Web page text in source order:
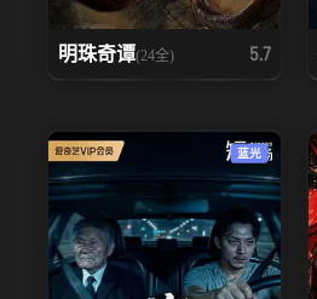
明珠奇谭(24全) 5.7
蓝光